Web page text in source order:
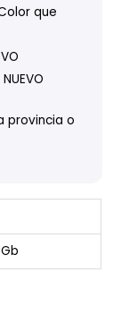
que
provincia o